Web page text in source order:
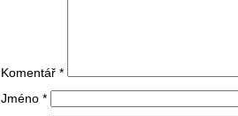
Komentář *
Jméno *